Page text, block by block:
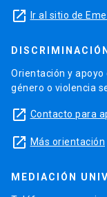
launch Ir al sitio de
Orientación y
género o violencia
launch Contacto para
launch Más orientación
MEDIACIÓN